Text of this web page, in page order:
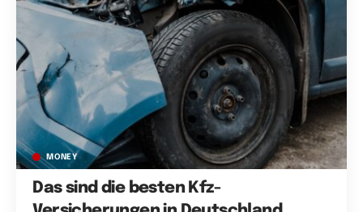
MONEY
Das sind die besten Kfz-